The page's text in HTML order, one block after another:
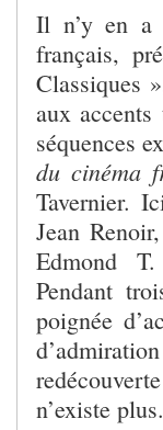
Il n’y en a
français,
Classiques
aux accents
séquences
du cinéma
Tavernier.
Jean
Edmond
Pendant
poignée
n’existe plus.